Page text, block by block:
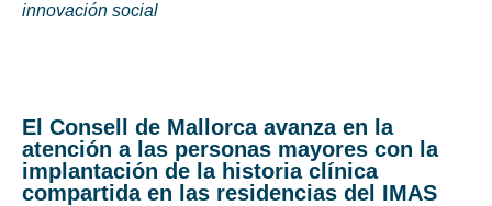
innovación social
El Consell de Mallorca avanza en la
atención a las personas mayores con la
implantación de la historia clínica
compartida en las residencias del IMAS